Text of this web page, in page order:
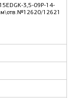
3,5-09P-14-
12621